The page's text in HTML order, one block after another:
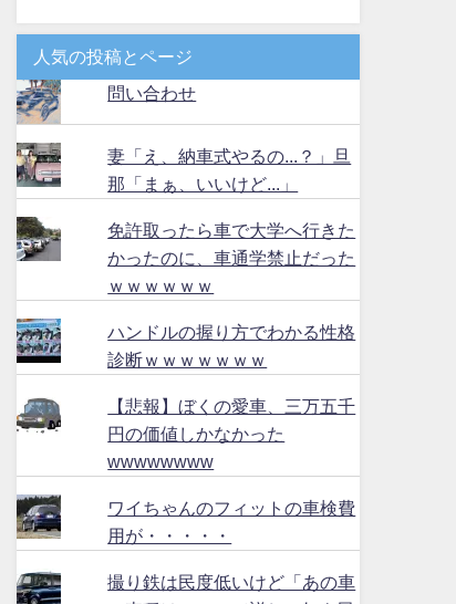
人気の投稿とページ
問い合わせ
妻「え、納車式やるの...？」旦
那「まぁ、いいけど...」
免許取ったら車で大学へ行きた
かったのに、車通学禁止だった
ｗｗｗｗｗｗ
ハンドルの握り方でわかる性格
診断ｗｗｗｗｗｗｗ
【悲報】ぼくの愛車、三万五千
円の価値しかなかった
wwwwwwww
ワイちゃんのフィットの車検費
用が・・・・・
撮り鉄は民度低いけど「あの車